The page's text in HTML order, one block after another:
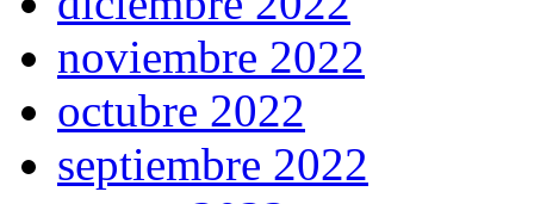
noviembre 2022
octubre 2022
septiembre 2022